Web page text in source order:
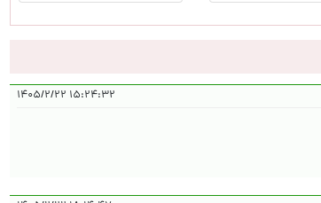
۱۵:۲۴:۳۲ ۱۴۰۵/۲/۲۲